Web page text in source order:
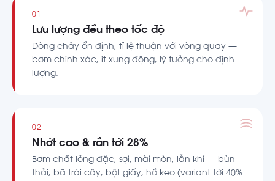
01
Lưu lượng đều theo tốc độ
Dòng chảy ổn định, tỉ lệ thuận với vòng quay —
bơm chính xác, ít xung động, lý tưởng cho định
lượng.
02
Nhớt cao & rắn tới 28%
Bơm chất lỏng đặc, sợi, mài mòn, lẫn khí — bùn
thải, bã trái cây, bột giấy, hồ keo (variant tới 40%